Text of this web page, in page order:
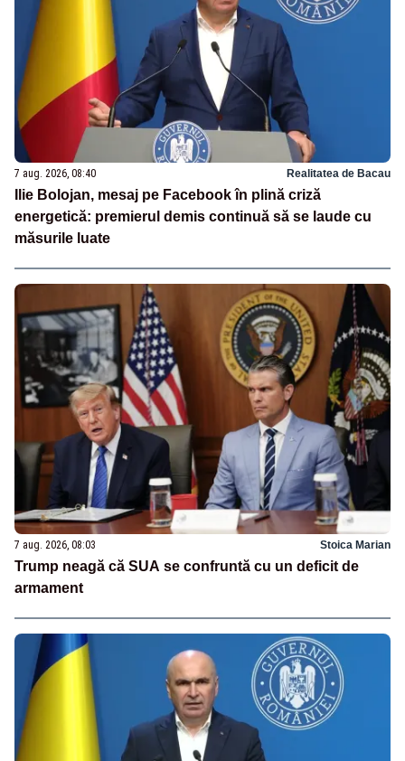
7 aug. 2026, 08:40 Realitatea de Bacau
Ilie Bolojan, mesaj pe Facebook în plină criză
energetică: premierul demis continuă să se laude cu
măsurile luate
7 aug. 2026, 08:03 Stoica Marian
Trump neagă că SUA se confruntă cu un deficit de
armament